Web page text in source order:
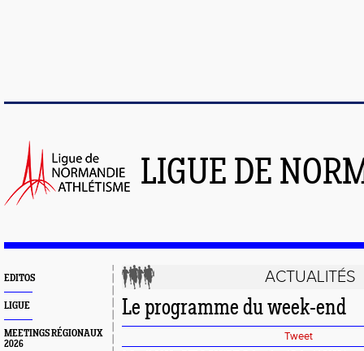
LIGUE DE
EDITOS
LIGUE
MEETINGS RÉGIONAUX
2026
ACTUALITÉS
Le programme du week-end
Tweet